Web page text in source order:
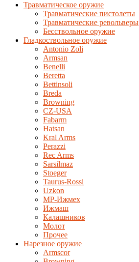
Травматическое оружие
Травматические пистолеты
Травматические револьверы
Бесствольное оружие
Гладкоствольное оружие
Antonio Zoli
Armsan
Benelli
Beretta
Bettinsoli
Breda
Browning
CZ-USA
Fabarm
Hatsan
Kral Arms
Perazzi
Rec Arms
Sarsilmaz
Stoeger
Taurus-Rossi
Uzkon
MP-Ижмех
Ижмаш
Калашников
Молот
Прочее
Нарезное оружие
Armscor